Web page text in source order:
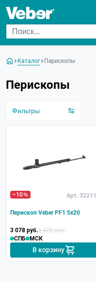
Каталог Перископы
Перископы
Цена
От
Фильтры
–10 Арт. 32211
Перископ Veber PF1 5x20
3 078 руб.3 420 руб.
СПБ
МСК
В корзину